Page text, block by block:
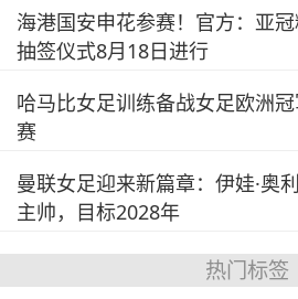
海港国安申花参赛！官方：亚
抽签仪式8月18日进行
哈马比女足训练备战女足欧洲
赛
曼联女足迎来新篇章：伊娃·奥
主帅，目标2028年
热门标签